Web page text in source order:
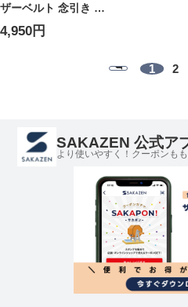
ザーベルト 念引き カ
ラーベルト 牛革 本革
15117000
4,950円
1 2
SAKAZEN 公式ア
より使いやすく！クーポンもも